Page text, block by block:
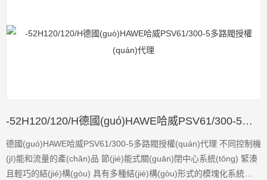
-52H120/120/H德國(guó)HAWE哈威PSV61/300-5多路閥授權(quán)代理
德國(guó)HAWE哈威PSV61/300-5多路閥授權(quán)代理 不同控制機
(jī)能和流量的產(chǎn)品 節(jié)能式關(guān)閉中心系統(tǒng) 緊湊
且輕巧的結(jié)構(gòu) 具有多種結(jié)構(gòu)形式的模塊化系統